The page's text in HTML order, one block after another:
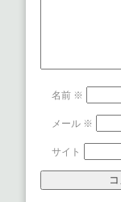
名前 ※
メール ※
サイト